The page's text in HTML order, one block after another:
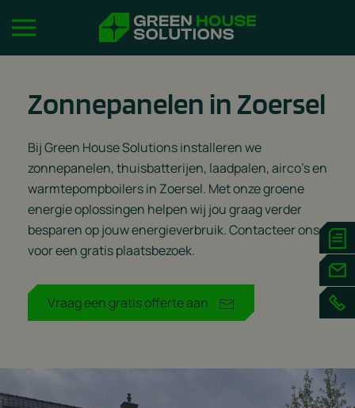
Zonnepanelen in Zoersel
Bij Green House Solutions installeren we
zonnepanelen, thuisbatterijen, laadpalen, airco’s en
warmtepompboilers in Zoersel. Met onze groene
energie oplossingen helpen wij jou graag verder
besparen op jouw energieverbruik. Contacteer ons
voor een gratis plaatsbezoek.
Vraag een gratis offerte aan